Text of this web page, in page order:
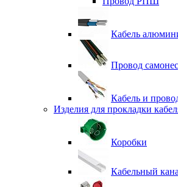
Кабель
Провод
Кабель и
Изделия для прокладки
Коробки
Кабельный